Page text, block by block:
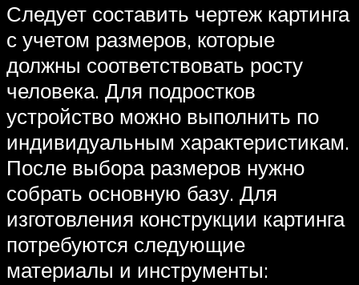
Следует составить чертеж картинга
с учетом размеров, которые
должны соответствовать росту
человека. Для подростков
устройство можно выполнить по
индивидуальным характеристикам.
После выбора размеров нужно
собрать основную базу. Для
изготовления конструкции картинга
потребуются следующие
материалы и инструменты: